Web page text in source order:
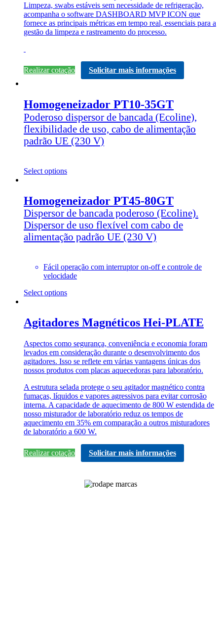
Limpeza, swabs estáveis sem necessidade de refrigeração,
acompanha o software DASHBOARD MVP ICON que
fornece as principais métricas em tempo real, essenciais para a
gestão da limpeza e rastreamento do processo.
Realizar cotação Solicitar mais informações
Homogeneizador PT10-35GT
Poderoso dispersor de bancada (Ecoline),
flexibilidade de uso, cabo de alimentação
padrão UE (230 V)
Select options
Homogeneizador PT45-80GT
Dispersor de bancada poderoso (Ecoline).
Dispersor de uso flexível com cabo de
alimentação padrão UE (230 V)
Fácil operação com interruptor on-off e controle de
velocidade
Select options
Agitadores Magnéticos Hei-PLATE
Aspectos como segurança, conveniência e economia foram
levados em consideração durante o desenvolvimento dos
agitadores. Isso se reflete em várias vantagens únicas dos
nossos produtos com placas aquecedoras para laboratório.
A estrutura selada protege o seu agitador magnético contra
fumaças, líquidos e vapores agressivos para evitar corrosão
interna. A capacidade de aquecimento de 800 W estendida de
nosso misturador de laboratório reduz os tempos de
aquecimento em 35% em comparação a outros misturadores
de laboratório a 600 W.
Realizar cotação Solicitar mais informações